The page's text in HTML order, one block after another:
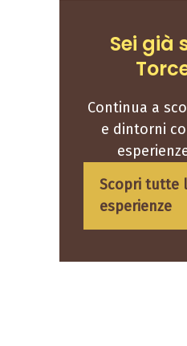
Sei già
Continua a
e dintorni
Scopri tutte
esperienze